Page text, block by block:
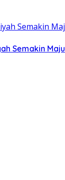
Semakin Maju